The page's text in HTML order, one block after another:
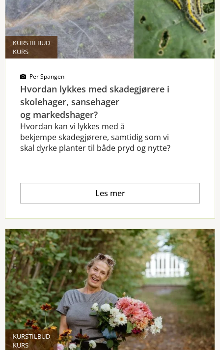
KURSTILBUD
KURS
Per Spangen
Hvordan lykkes med skadegjørere i
skolehager, sansehager
og markedshager?
Hvordan kan vi lykkes med å
bekjempe skadegjørere, samtidig som vi
skal dyrke planter til både pryd og nytte?
Les mer
KURSTILBUD
KURS